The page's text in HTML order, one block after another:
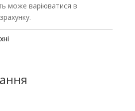
може варіюватися в